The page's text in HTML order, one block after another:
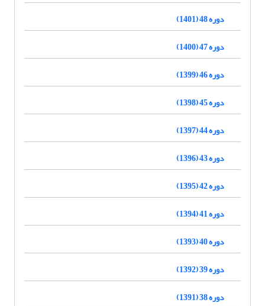
دوره 48 (1401)
دوره 47 (1400)
دوره 46 (1399)
دوره 45 (1398)
دوره 44 (1397)
دوره 43 (1396)
دوره 42 (1395)
دوره 41 (1394)
دوره 40 (1393)
دوره 39 (1392)
دوره 38 (1391)